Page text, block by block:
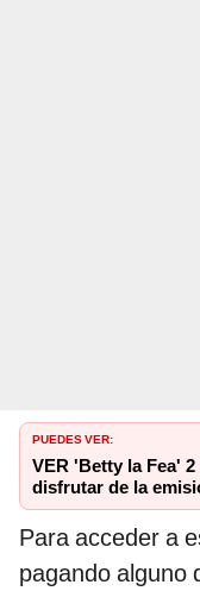
PUEDES VER:
VER 'Betty la Fea'
disfrutar de la
Para acceder a
pagando alguno